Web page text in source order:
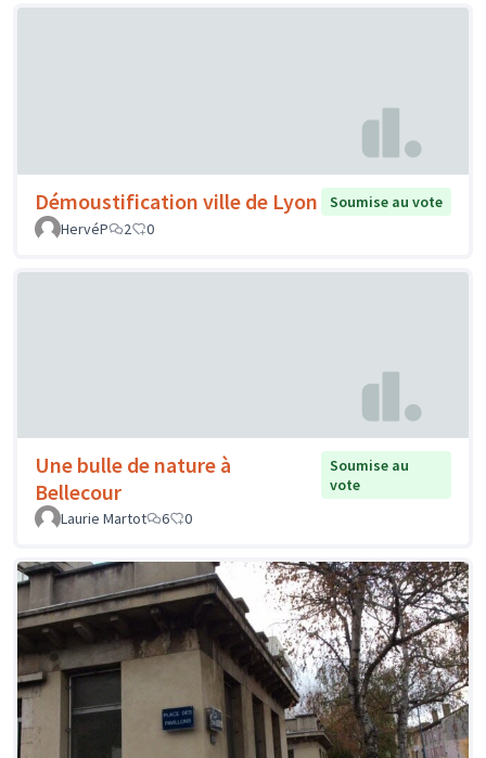
Démoustification ville de Lyon
Soumise au vote
HervéP
2 0
Une bulle de nature à
Bellecour
Soumise au
vote
Laurie Martot
6 0